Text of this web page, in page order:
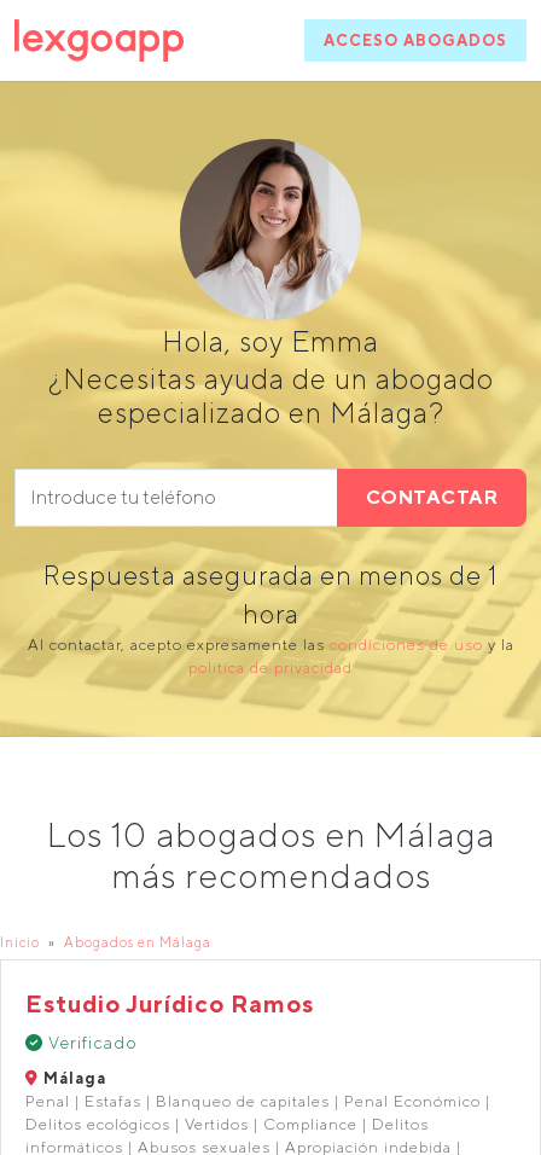
ACCESO ABOGADOS
Hola, soy Emma
¿Necesitas ayuda de un abogado
especializado en Málaga?
CONTACTAR
Respuesta asegurada en menos de 1
hora
Al contactar, acepto expresamente las condiciones de uso y la
política de privacidad
Los 10 abogados en Málaga
más recomendados
Inicio Abogados en Málaga
Estudio Jurídico Ramos
Verificado
Málaga
Penal | Estafas | Blanqueo de capitales | Penal Económico |
Delitos ecológicos | Vertidos | Compliance | Delitos
informáticos | Abusos sexuales | Apropiación indebida |